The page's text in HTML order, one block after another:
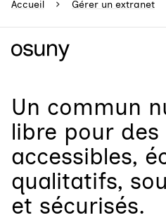
Accueil Gérer un extranet
Un commun
libre pour des
accessibles,
qualitatifs,
et sécurisés.